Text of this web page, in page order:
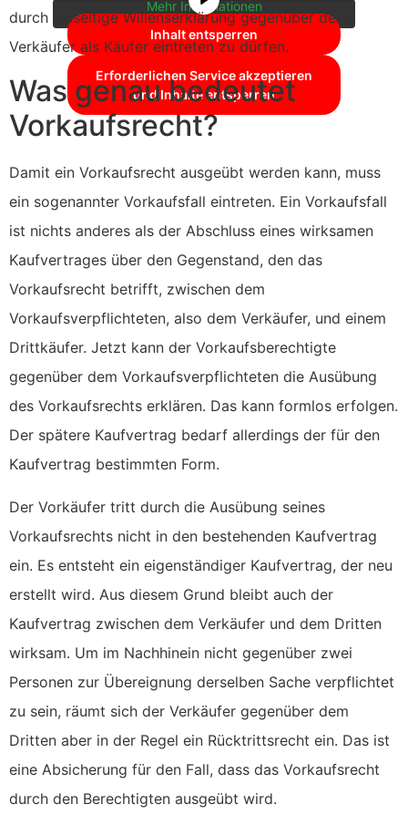
Mehr Informationen
Inhalt entsperren
Erforderlichen Service akzeptieren
und Inhalte entsperren
durch einseitige Willenserklärung gegenüber dem
Verkäufer als Käufer eintreten zu dürfen.
Was genau bedeutet
Vorkaufsrecht?
Damit ein Vorkaufsrecht ausgeübt werden kann, muss
ein sogenannter Vorkaufsfall eintreten. Ein Vorkaufsfall
ist nichts anderes als der Abschluss eines wirksamen
Kaufvertrages über den Gegenstand, den das
Vorkaufsrecht betrifft, zwischen dem
Vorkaufsverpflichteten, also dem Verkäufer, und einem
Drittkäufer. Jetzt kann der Vorkaufsberechtigte
gegenüber dem Vorkaufsverpflichteten die Ausübung
des Vorkaufsrechts erklären. Das kann formlos erfolgen.
Der spätere Kaufvertrag bedarf allerdings der für den
Kaufvertrag bestimmten Form.
Der Vorkäufer tritt durch die Ausübung seines
Vorkaufsrechts nicht in den bestehenden Kaufvertrag
ein. Es entsteht ein eigenständiger Kaufvertrag, der neu
erstellt wird. Aus diesem Grund bleibt auch der
Kaufvertrag zwischen dem Verkäufer und dem Dritten
wirksam. Um im Nachhinein nicht gegenüber zwei
Personen zur Übereignung derselben Sache verpflichtet
zu sein, räumt sich der Verkäufer gegenüber dem
Dritten aber in der Regel ein Rücktrittsrecht ein. Das ist
eine Absicherung für den Fall, dass das Vorkaufsrecht
durch den Berechtigten ausgeübt wird.